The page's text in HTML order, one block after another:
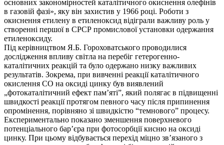
основних закономірностей каталітичного окиснення олефінів
в газовій фазі», яку він захистив у 1966 році. Роботи з
окиснення етилену в етиленоксид відіграли важливу роль у
створенні першої в СРСР промислової установки одержання
етиленоксиду.
Під керівництвом Я.Б. Гороховатського проводилися
дослідження впливу світла на перебіг гетерогенно-
каталітичних реакцій та було одержано низку важливих
результатів. Зокрема, при вивченні реакції каталітичного
окислення СО на оксиді цинку був виявлений
„фотокаталітичний ефект пам’яті”, який полягає в підвищенні
швидкості реакції протягом певного часу після припинення
опромінення, порівняно зі швидкістю “темнового” процесу.
Експериментально показано зменшення поверхневого
потенціального бар’єра при фотосорбції кисню на оксиді
цинку. При цьому відбувається перехід міцно зв’язаного з